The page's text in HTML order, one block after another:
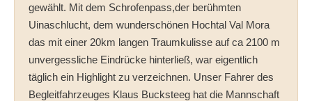
gewählt. Mit dem Schrofenpass,der berühmten
Uinaschlucht, dem wunderschönen Hochtal Val Mora
das mit einer 20km langen Traumkulisse auf ca 2100 m
unvergessliche Eindrücke hinterließ, war eigentlich
täglich ein Highlight zu verzeichnen. Unser Fahrer des
Begleitfahrzeuges Klaus Bucksteeg hat die Mannschaft